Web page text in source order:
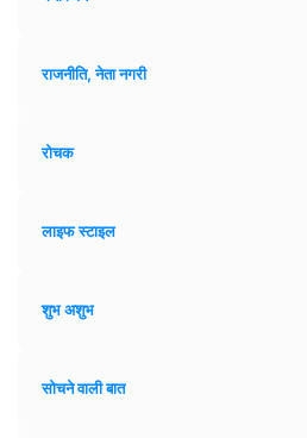
राजनीति, नेता नगरी
रोचक
लाइफ स्टाइल
शुभ अशुभ
सोचने वाली बात